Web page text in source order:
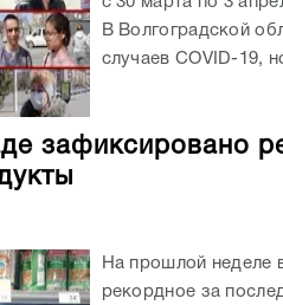
В Волгоградской
случаев COVID-19,
зафиксировано
На прошлой неделе
рекордное за